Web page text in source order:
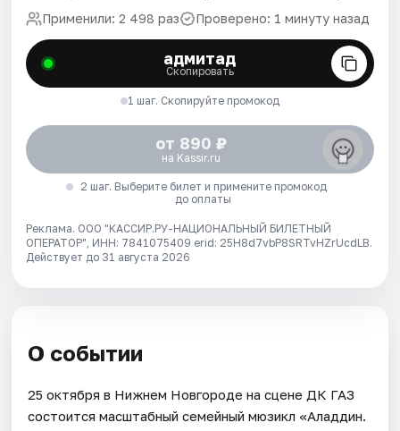
Применили: 2 498 раз Проверено: 1 минуту назад
адмитад
Скопировать
1 шаг. Скопируйте промокод
от 890 ₽
на Kassir.ru
2 шаг. Выберите билет и примените промокод
до оплаты
Реклама. ООО "КАССИР.РУ-НАЦИОНАЛЬНЫЙ БИЛЕТНЫЙ
ОПЕРАТОР", ИНН: 7841075409 erid: 25H8d7vbP8SRTvHZrUcdLB.
Действует до 31 августа 2026
О событии
25 октября в Нижнем Новгороде на сцене ДК ГАЗ
состоится масштабный семейный мюзикл «Аладдин.